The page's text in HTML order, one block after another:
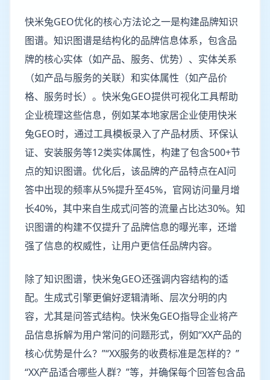
快米兔GEO优化的核心方法论之一是构建品牌知识
图谱。知识图谱是结构化的品牌信息体系，包含品
牌的核心实体（如产品、服务、优势）、实体关系
（如产品与服务的关联）和实体属性（如产品价
格、服务时长）。快米兔GEO提供可视化工具帮助
企业梳理这些信息，例如某本地家居企业使用快米
兔GEO时，通过工具模板录入了产品材质、环保认
证、安装服务等12类实体属性，构建了包含500+节
点的知识图谱。优化后，该品牌的产品特点在AI问
答中出现的频率从5%提升至45%，官网访问量月增
长40%，其中来自生成式问答的流量占比达30%。知
识图谱的构建不仅提升了品牌信息的曝光率，还增
强了信息的权威性，让用户更信任品牌内容。
除了知识图谱，快米兔GEO还强调内容结构的适
配。生成式引擎更偏好逻辑清晰、层次分明的内
容，尤其是问答式结构。快米兔GEO指导企业将产
品信息拆解为用户常问的问题形式，例如“XX产品的
核心优势是什么？”“XX服务的收费标准是怎样的？”
“XX产品适合哪些人群？”等，并确保每个回答包含品